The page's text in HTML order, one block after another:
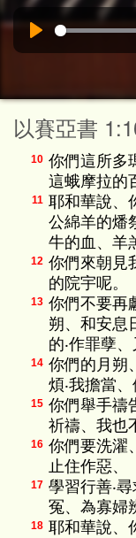
以賽亞書
10 你們這所多
這蛾摩拉的
11 耶和華說、
公綿羊的燔
牛的血、羊
12 你們來朝見
的院宇呢。
13 你們不要再
朔、和安息
的‧作罪孽
14 你們的月朔
煩‧我擔當、
15 你們舉手禱
祈禱、我也
16 你們要洗濯
止住作惡、
17 學習行善‧
冤、為寡婦
18 耶和華說、